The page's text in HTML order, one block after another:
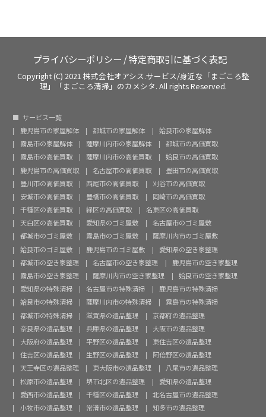
プライバシーポリシー /特定商取引に基づく表記
Copyright (C) 2021 株式会社オアシス.サービス/身近な「まごころ整
理」「まごころ清掃」のカメシタ. All rights Reserved.
サービス一覧
鹿児島市の家屋解体
都城市の家屋解体
姶良市の家屋解体
霧島市の家屋解体
薩摩川内市の家屋解体
都城市の高価買取
霧島市の高価買取
薩摩川内市の高価買取
姶良市の高価買取
鹿児島市の高価買取
名古屋市の高価買取
豊田市の高価買取
豊川市の高価買取
西尾市の高価買取
刈谷市の高価買取
安城市の高価買取
豊橋市の高価買取
岡崎市の高価買取
千種区の高価買取
緑区の高価買取
名東区の高価買取
天白区の高価買取
愛知県のゴミ屋敷
名古屋市のゴミ屋敷
都城市のゴミ屋敷
霧島市のゴミ屋敷
薩摩川内市のゴミ屋敷
姶良市のゴミ屋敷
鹿児島市のゴミ屋敷
愛知県の空き家整理
都城市の空き家整理
名古屋市の空き家整理
鹿児島市の空き家整理
霧島市の空き家整理
薩摩川内市の空き家整理
姶良市の空き家整理
愛知県の特殊清掃
名古屋市の特殊清掃
鹿児島市の特殊清掃
姶良市の特殊清掃
薩摩川内市の特殊清掃
霧島市の特殊清掃
都城市の特殊清掃
滋賀県の遺品整理
京都府の遺品整理
奈良県の遺品整理
兵庫県の遺品整理
大阪市の遺品整理
大阪府の遺品整理
平野区の遺品整理
東住吉区の遺品整理
住吉区の遺品整理
生野区の遺品整理
阿倍野区の遺品整理
天王寺区の遺品整理
東大阪市の遺品整理
八尾市の遺品整理
松原市の遺品整理
堺市北区の遺品整理
愛知県の遺品整理
愛西市の遺品整理
千種区の遺品整理
北名古屋市の遺品整理
小牧市の遺品整理
常滑市の遺品整理
知多市の遺品整理